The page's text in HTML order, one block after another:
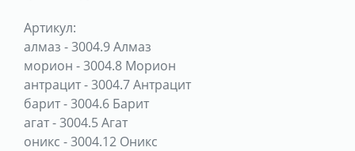
Артикул:
алмаз -3004.9 Алмаз
морион -3004.8 Морион
антрацит-3004.7 Антрацит
барит-3004.6 Барит
агат-3004.5 Агат
оникс -3004.12 Оникс